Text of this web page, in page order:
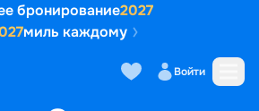
бронирование2027
миль каждому
Войти
НАПРАВЛЕНИЯ